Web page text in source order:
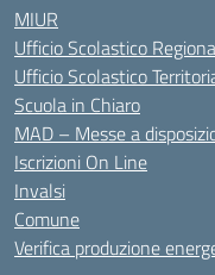
MIUR
Ufficio Scolastico
Ufficio Scolastico
Scuola in Chiaro
MAD – Messe a
Iscrizioni On Line
Invalsi
Comune
Verifica produzione